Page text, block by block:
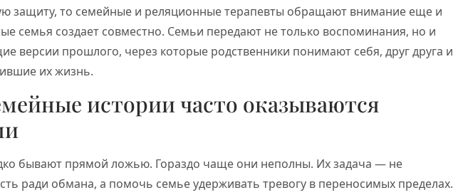
защиту, то семейные и реляционные терапевты обращают внимание еще и
семья создает совместно. Семьи передают не только воспоминания, но и
версии прошлого, через которые родственники понимают себя, друг друга и
их жизнь.
истории часто оказываются
бывают прямой ложью. Гораздо чаще они неполны. Их задача — не
ради обмана, а помочь семье удерживать тревогу в переносимых пределах.